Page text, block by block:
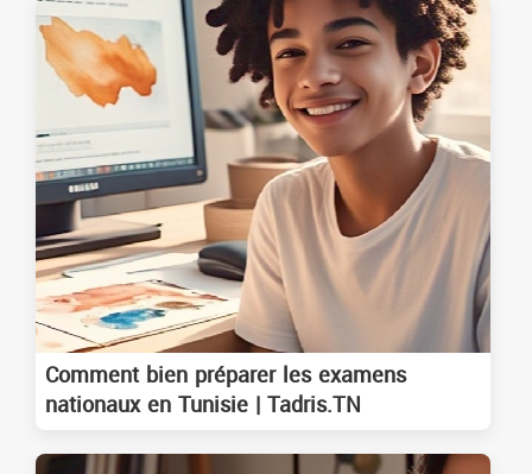
Comment bien préparer les examens
nationaux en Tunisie | Tadris.TN